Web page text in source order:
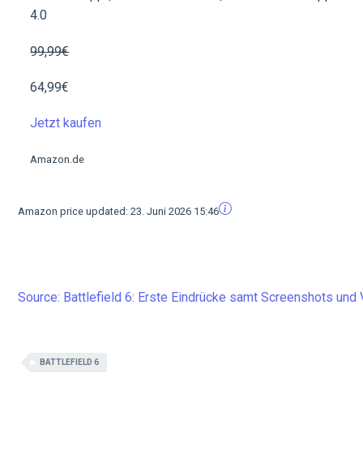
4.0
99,99€
64,99€
Jetzt kaufen
Amazon.de
Amazon price updated:23. Juni 2026 15:46
Source: Battlefield 6: Erste Eindrücke samt Screenshots
BATTLEFIELD 6